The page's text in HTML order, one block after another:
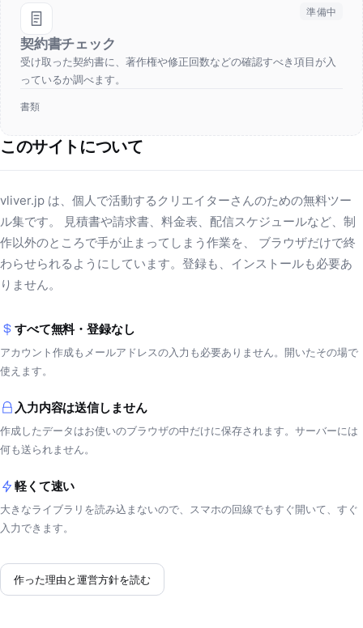
準備中
契約書チェック
受け取った契約書に、著作権や修正回数などの確認すべき項目が入
っているか調べます。
書類
このサイトについて
vliver.jp は、個人で活動するクリエイターさんのための無料ツー
ル集です。 見積書や請求書、料金表、配信スケジュールなど、制
作以外のところで手が止まってしまう作業を、 ブラウザだけで終
わらせられるようにしています。登録も、インストールも必要あ
りません。
すべて無料・登録なし
アカウント作成もメールアドレスの入力も必要ありません。開いたその場で
使えます。
入力内容は送信しません
作成したデータはお使いのブラウザの中だけに保存されます。サーバーには
何も送られません。
軽くて速い
大きなライブラリを読み込まないので、スマホの回線でもすぐ開いて、すぐ
入力できます。
作った理由と運営方針を読む